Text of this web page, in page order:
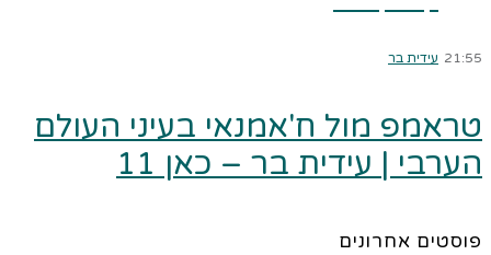
21:55 עידית בר
טראמפ מול ח'אמנאי בעיני העולם
הערבי | עידית בר – כאן 11
פוסטים אחרונים